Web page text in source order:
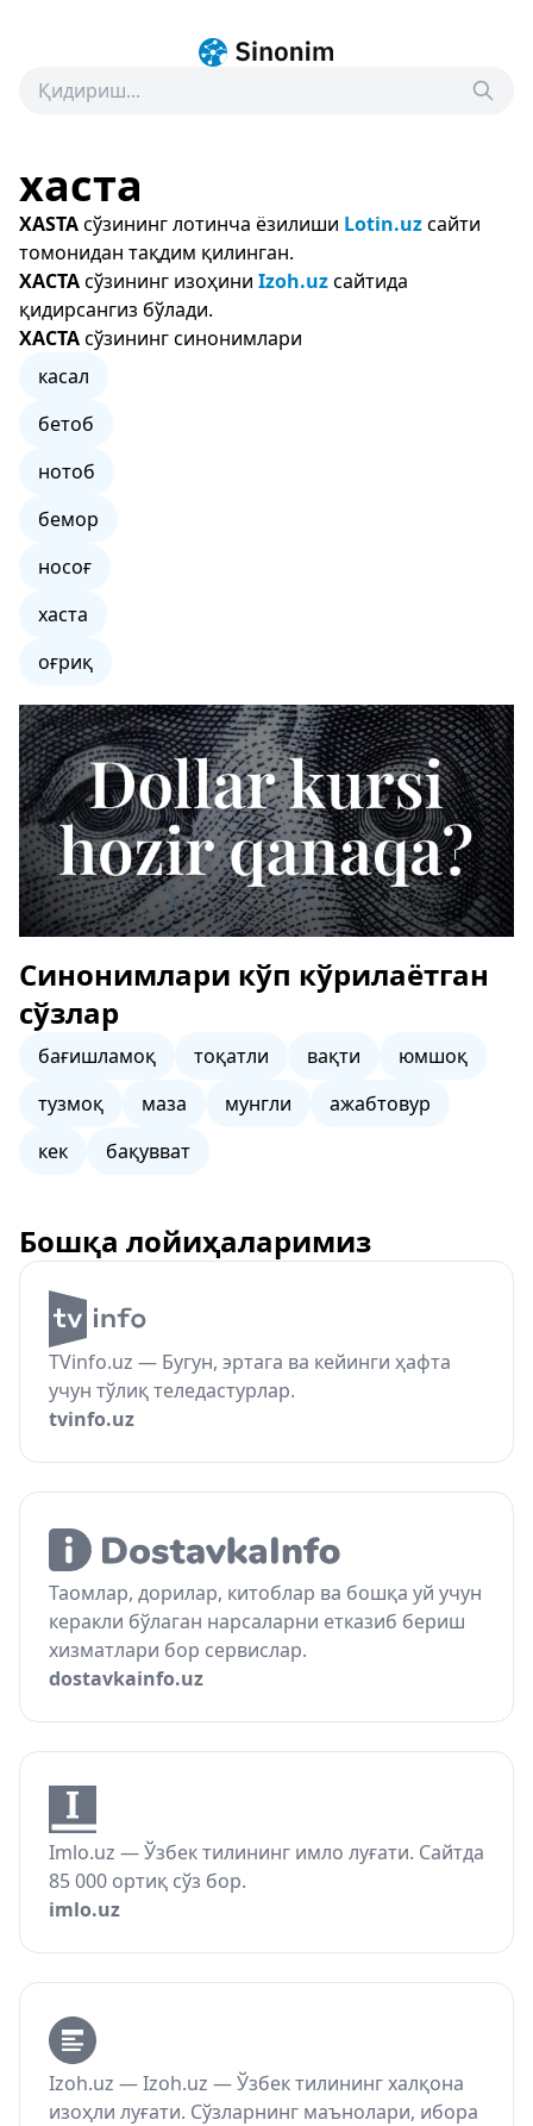
хаста
XASTAсўзининг лотинча ёзилиши Lotin.uzсайти
томонидан тақдим қилинган.
ХАСТАсўзининг изоҳини Izoh.uzсайтида
қидирсангиз бўлади.
ХАСТАсўзининг синонимлари
касал
бетоб
нотоб
бемор
носоғ
хаста
оғриқ
Синонимлари кўп кўрилаётган
сўзлар
бағишламоқ тоқатли вақти
юмшоқ
тузмоқ
маза мунгли
ажабтовур
кек
бақувват
Бошқа лойиҳаларимиз
TVinfo.uz — Бугун, эртага ва кейинги ҳафта
учун тўлиқ теледастурлар.
tvinfo.uz
Таомлар, дорилар, китоблар ва бошқа уй учун
керакли бўлаган нарсаларни етказиб бериш
хизматлари бор сервислар.
dostavkainfo.uz
Imlo.uz — Ўзбек тилининг имло луғати. Сайтда
85 000 ортиқ сўз бор.
imlo.uz
Izoh.uz — Izoh.uz — Ўзбек тилининг халқона
изоҳли луғати. Сўзларнинг маънолари, ибора